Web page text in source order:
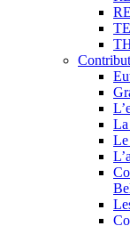
La
Le